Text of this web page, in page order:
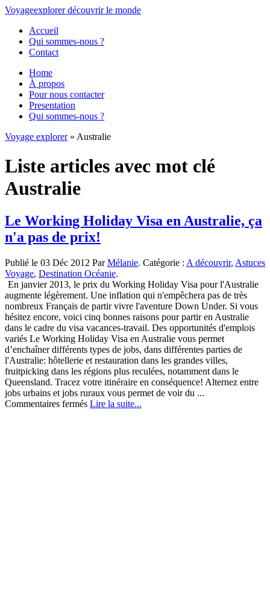
Voyageexplorer découvrirle monde
Accueil
Qui sommes-nous ?
Contact
Home
À propos
Pour nous contacter
Presentation
Qui sommes-nous ?
Voyage explorer» Australie
Liste articles avec mot clé
Australie
Le Working Holiday Visa en Australie, ça
n'a pas de prix!
Publié le 03 Déc 2012 ParMélanie. Catégorie : A découvrir, Astuces
Voyage, Destination Océanie.
En janvier 2013, le prix du Working Holiday Visa pour l'Australie
augmente légèrement. Une inflation qui n'empêchera pas de très
nombreux Français de partir vivre l'aventure Down Under. Si vous
hésitez encore, voici cinq bonnes raisons pour partir en Australie
dans le cadre du visa vacances-travail. Des opportunités d'emplois
variés Le Working Holiday Visa en Australie vous permet
d’enchaîner différents types de jobs, dans différentes parties de
l'Australie: hôtellerie et restauration dans les grandes villes,
fruitpicking dans les régions plus reculées, notamment dans le
Queensland. Tracez votre itinéraire en conséquence! Alternez entre
jobs urbains et jobs ruraux vous permet de voir du ...
Commentaires ferméssur
Lire la suite...